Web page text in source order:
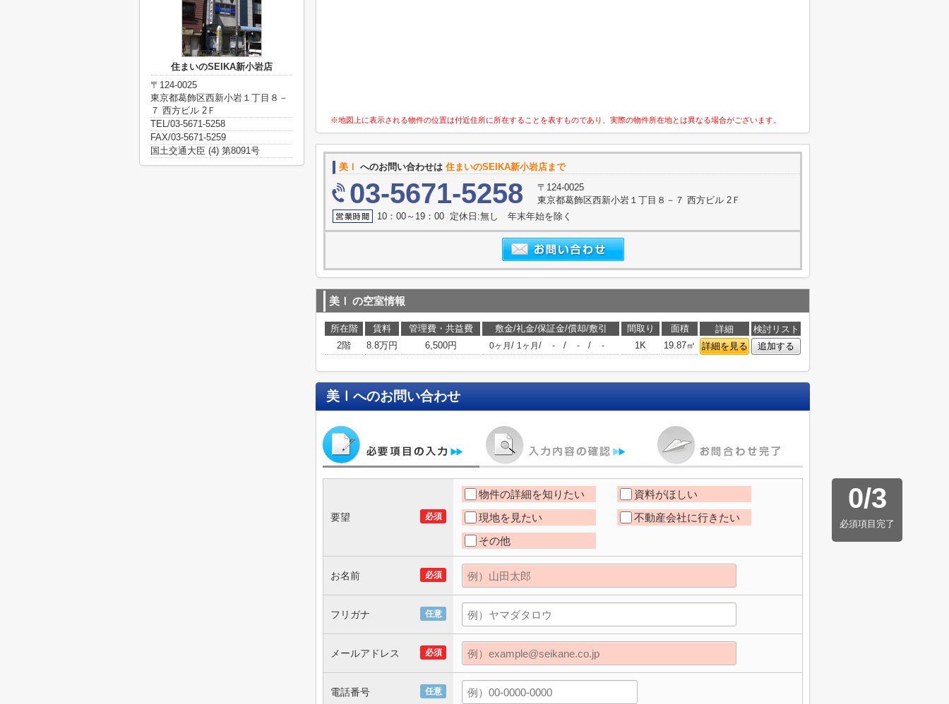
※地図上に表示される物件の位置は付近住所に所在することを表すものであり、実際の物件所在地とは異なる場合がございます。
美Ⅰ へのお問い合わせは 住まいのSEIKA新小岩店まで
03-5671-5258
〒124-0025
東京都葛飾区西新小岩１丁目８－７ 西方ビル 2Ｆ
10：00～19：00 定休日:無し 年末年始を除く
美Ⅰ の空室情報
所在階 賃料 管理費・共益費 敷金/礼金/保証金/償却/敷引 間取り 面積 詳細
検討リスト
2階
8.8万円 6,500円 0ヶ月 / 1ヶ月 / - / - / - 1K 19.87㎡ 詳細を見る 追加する
美Ⅰ へのお問い合わせ
0/3
必須項目完了
必須
要望
物件の詳細を知りたい
資料がほしい
現地を見たい
不動産会社に行きたい
その他
必須
お名前
任意
フリガナ
必須
メールアドレス
任意
電話番号
住まいのSEIKA新小岩店
〒124-0025
東京都葛飾区西新小岩１丁目８－
７ 西方ビル 2Ｆ
TEL/03-5671-5258
FAX/03-5671-5259
国土交通大臣 (4) 第8091号